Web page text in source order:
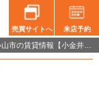
売買サイトへ 来店予約
今日から１２月です！！【2017-12-01更新】お知らせ】 | 小山市の賃貸情報【小金井不動産小山店】